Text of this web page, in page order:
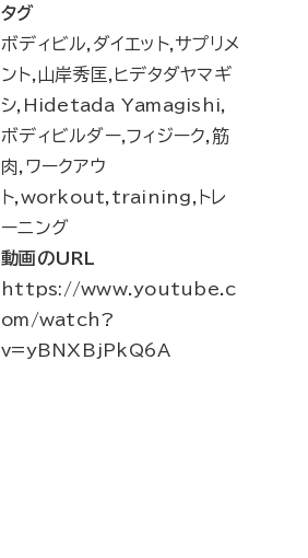
タグ
ボディビル,ダイエット,サプリメ
ント,山岸秀匡,ヒデタダヤマギ
シ,Hidetada Yamagishi,
ボディビルダー,フィジーク,筋
肉,ワークアウ
ト,workout,training,トレ
ーニング
動画のURL
https://www.youtube.c
om/watch?
v=yBNXBjPkQ6A